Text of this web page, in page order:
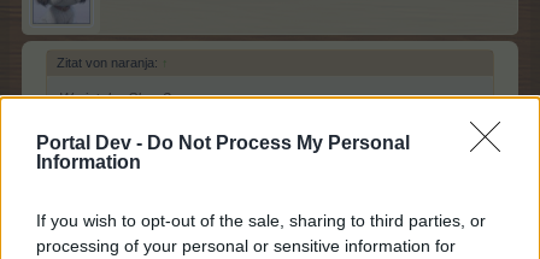
Portal Dev - Do Not Process My Personal
Information
If you wish to opt-out of the sale, sharing to third parties, or
processing of your personal or sensitive information for
Zitat von naranja: ↑
Wo ist der Shop?
genau da wo
mir wird nur Pogo und Lichterfest angezeigt!